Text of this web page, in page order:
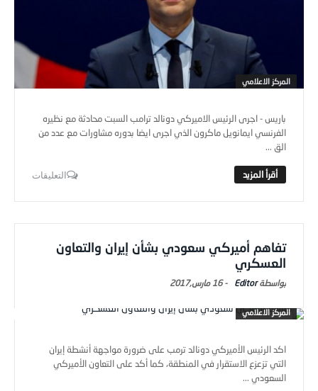
المركز الاعلامي
باريس - اجرى الرئيس الاميركي دونالد ترامب السبت محادثة مع نظيره
الفرنسي ايمانويل ماكرون الذي اجرى ايضا بدوره مشاورات مع عدد من
الق ...
التعليقات
تفاهم أميركي سعودي بشأن إيران والتعاون
العسكري
Editor
-16 مارس,2017
المركز الاعلامي
اكد الرئيس الأميركي دونالد ترمب على ضرورة مواجهة أنشطة إيران
التي تزعزع الاستقرار في المنطقة، كما أكد على التعاون الأميركي
السعودي ...